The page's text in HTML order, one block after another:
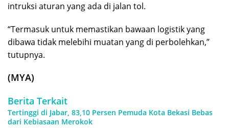
intruksi aturan yang ada di jalan tol.
“Termasuk untuk memastikan bawaan logistik yang
dibawa tidak melebihi muatan yang di perbolehkan,”
tutupnya.
(MYA)
Berita Terkait
Tertinggi di Jabar, 83,10 Persen Pemuda Kota Bekasi Bebas
dari Kebiasaan Merokok